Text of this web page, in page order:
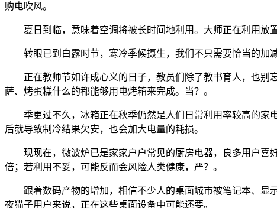
购电吹风。
夏日到临，意味着空调将被长时间地利用。大师正在利用放
转眼已到白露时节，寒冷季候摄生，我们不只需要恰当的加减
正在教师节如许成心义的日子，教员们除了教书育人，也别
萨、烤蛋糕什么的都能够用电烤箱来完成。当？。
季更过不久，冰箱正在秋季仍然是人们日常利用率较高的家
后就导致制冷结果欠安，也会加大电量的耗损。
现现在，微波炉已是家家户户常见的厨房电器，良多用户喜
倍；若利用不妥，可能反而会风险人类健康，严？。
跟着数码产物的增加，相信不少人的桌面城市被笔记本、显
夜猫子用户来说，正在这些桌面设备中可能还要。